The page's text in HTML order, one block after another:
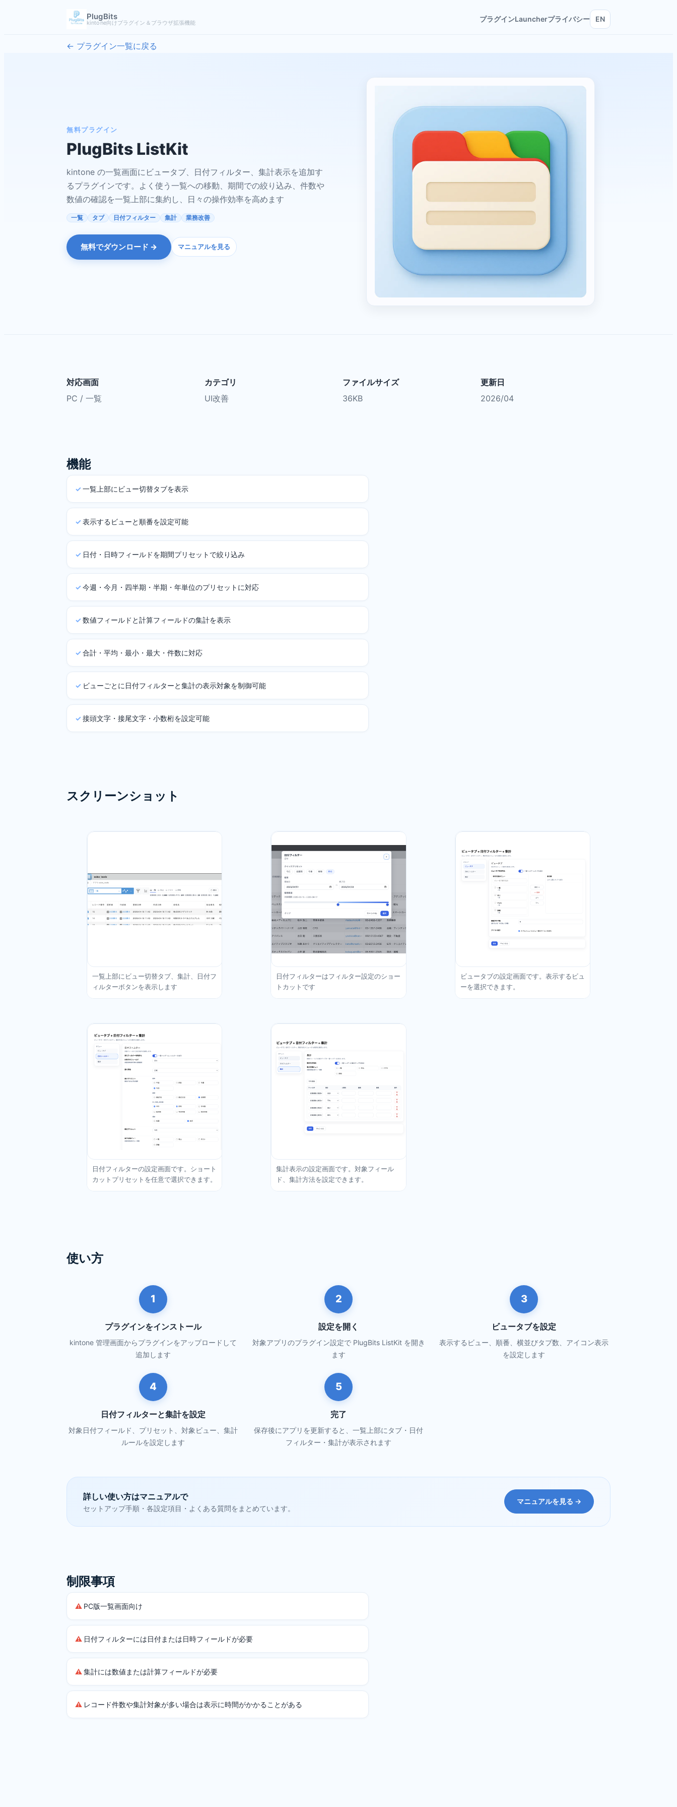
PlugBits
kintone向けプラグイン＆ブラウザ拡張機能 プラグインLauncherプライバシー EN
← プラグイン一覧に戻る
無料プラグイン
PlugBits ListKit
kintone の一覧画面にビュータブ、日付フィルター、集計表示を追加す
るプラグインです。よく使う一覧への移動、期間での絞り込み、件数や
数値の確認を一覧上部に集約し、日々の操作効率を高めます
一覧 タブ 日付フィルター 集計 業務改善
無料でダウンロード → マニュアルを見る
対応画面
PC / 一覧
カテゴリ
UI改善
ファイルサイズ
36KB
更新日
2026/04
機能
一覧上部にビュー切替タブを表示
表示するビューと順番を設定可能
日付・日時フィールドを期間プリセットで絞り込み
今週・今月・四半期・半期・年単位のプリセットに対応
数値フィールドと計算フィールドの集計を表示
合計・平均・最小・最大・件数に対応
ビューごとに日付フィルターと集計の表示対象を制御可能
接頭文字・接尾文字・小数桁を設定可能
スクリーンショット
一覧上部にビュー切替タブ、集計、日付フ
ィルターボタンを表示します
日付フィルターはフィルター設定のショー
トカットです
ビュータブの設定画面です。表示するビュ
ーを選択できます。
日付フィルターの設定画面です。ショート
カットプリセットを任意で選択できます。
集計表示の設定画面です。対象フィール
ド、集計方法を設定できます。
使い方
1
プラグインをインストール
kintone 管理画面からプラグインをアップロードして
追加します
2
設定を開く
対象アプリのプラグイン設定で PlugBits ListKit を開き
ます
3
ビュータブを設定
表示するビュー、順番、横並びタブ数、アイコン表示
を設定します
4
日付フィルターと集計を設定
対象日付フィールド、プリセット、対象ビュー、集計
ルールを設定します
5
完了
保存後にアプリを更新すると、一覧上部にタブ・日付
フィルター・集計が表示されます
詳しい使い方はマニュアルで
セットアップ手順・各設定項目・よくある質問をまとめています。
マニュアルを見る →
制限事項
PC版一覧画面向け
日付フィルターには日付または日時フィールドが必要
集計には数値または計算フィールドが必要
レコード件数や集計対象が多い場合は表示に時間がかかることがある